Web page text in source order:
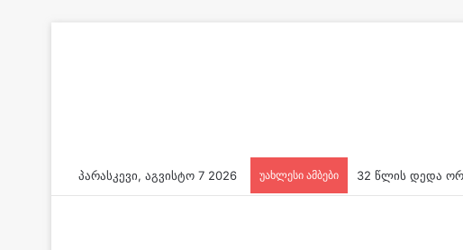
პარასკევი, აგვისტო 7 2026 უახლესი ამბები